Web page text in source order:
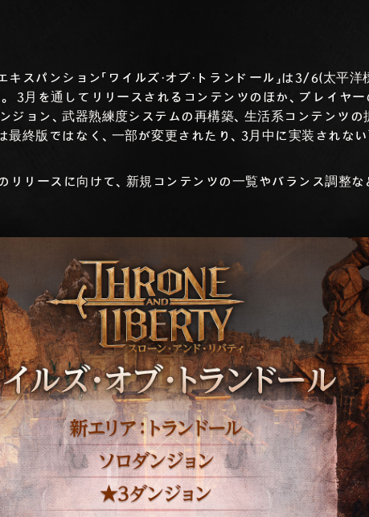
エキスパンション「ワイルズ・オブ・トランドール」は3/6(太平
3月を通してリリースされるコンテンツのほか、プレイヤ
ジョン、武器熟練度システムの再構築、生活系コンテンツの
最終版ではなく、一部が変更されたり、3月中に実装されな
のリリースに向けて、新規コンテンツの一覧やバランス調整